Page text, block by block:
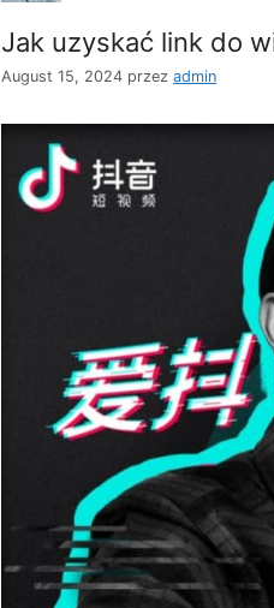
Jak uzyskać link do
August 15, 2024 przez admin